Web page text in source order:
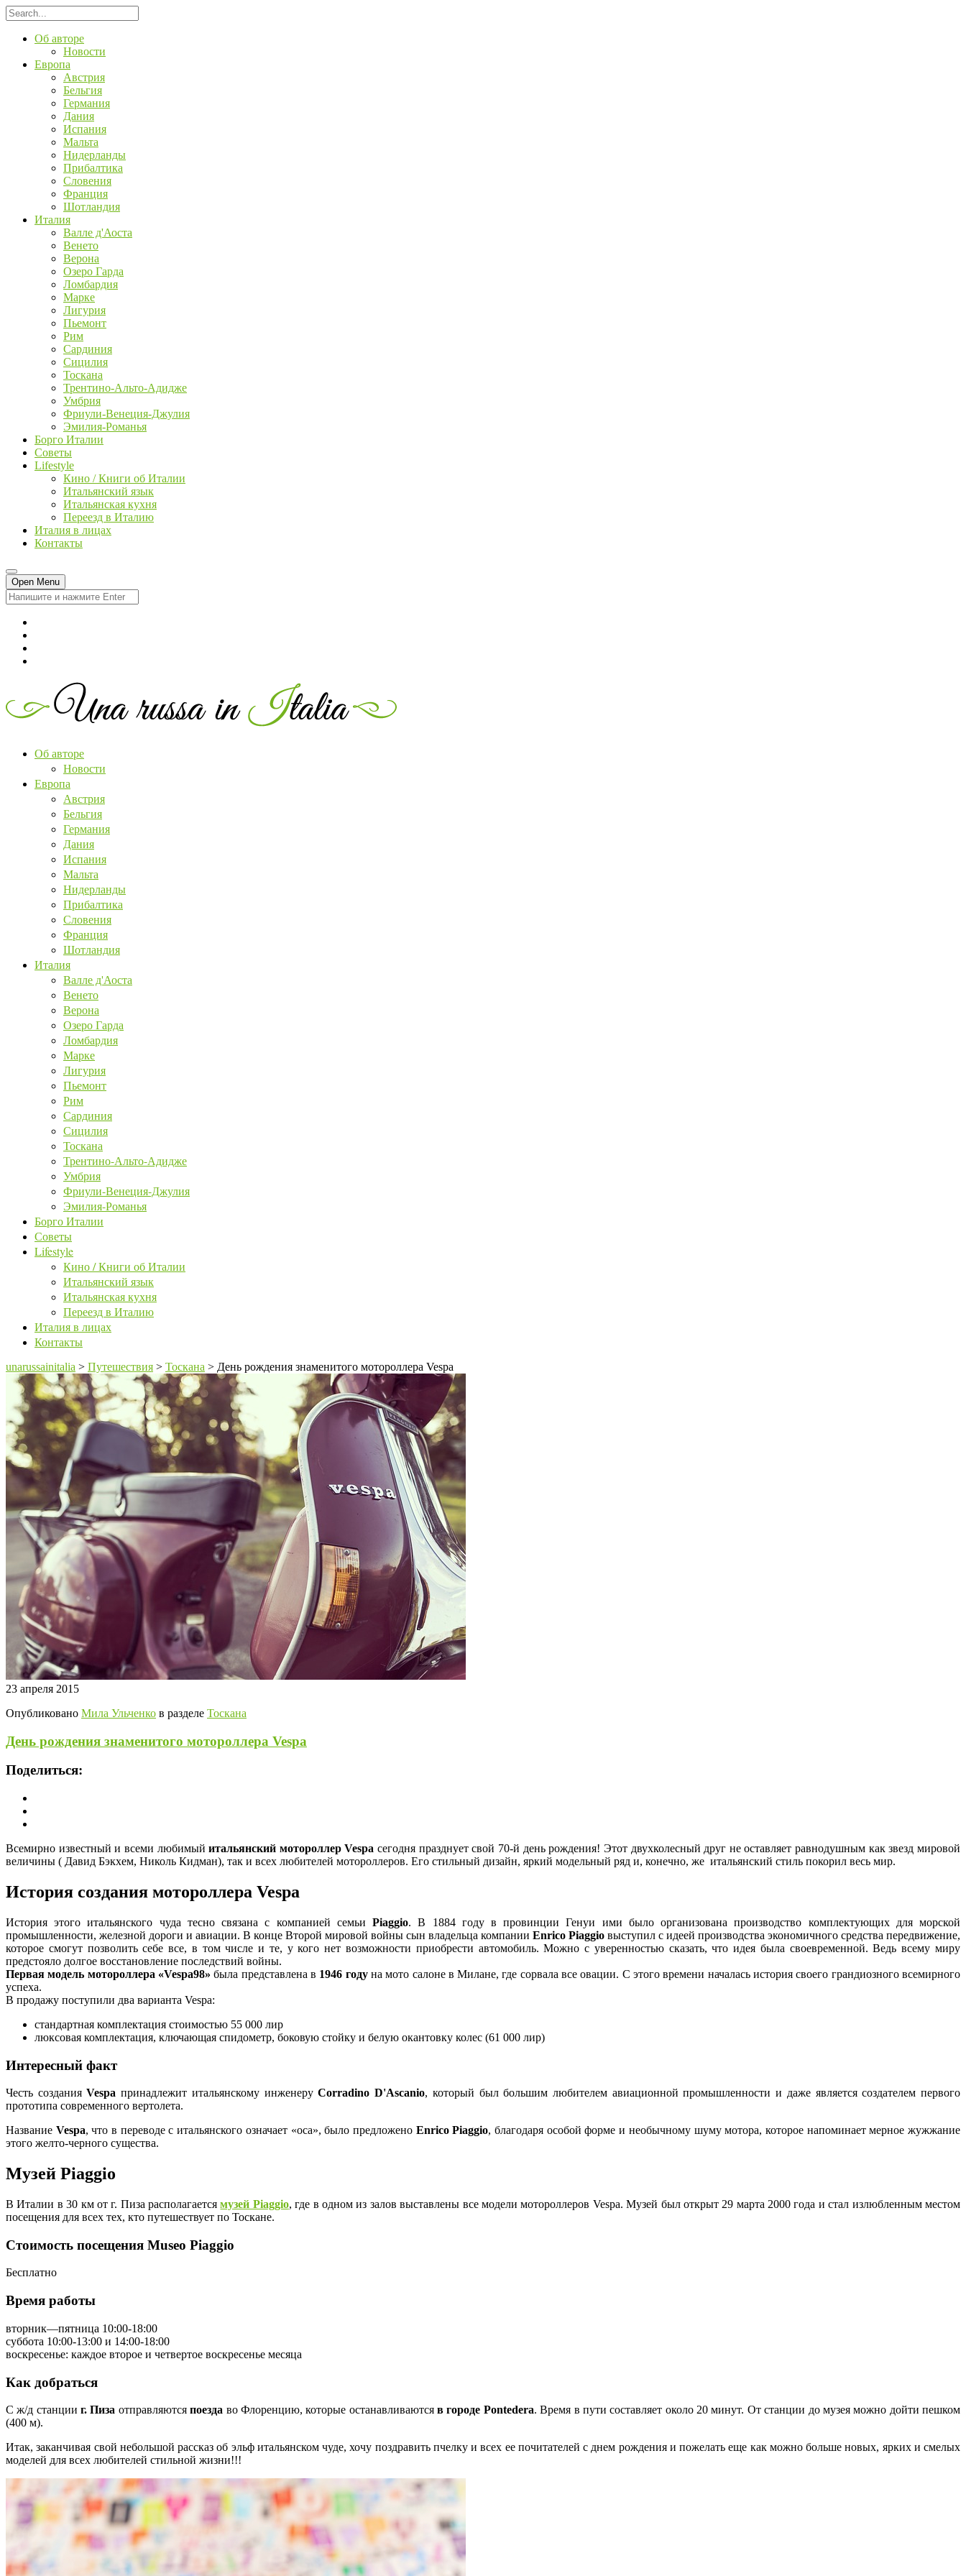
Об авторе
Новости
Европа
Австрия
Бельгия
Германия
Дания
Испания
Мальта
Нидерланды
Прибалтика
Словения
Франция
Шотландия
Италия
Валле д'Аоста
Венето
Верона
Озеро Гарда
Ломбардия
Марке
Лигурия
Пьемонт
Рим
Сардиния
Сицилия
Тоскана
Трентино-Альто-Адидже
Умбрия
Фриули-Венеция-Джулия
Эмилия-Романья
Борго Италии
Советы
Lifestyle
Кино / Книги об Италии
Итальянский язык
Итальянская кухня
Переезд в Италию
Италия в лицах
Контакты
Open Menu
Об авторе
Новости
Европа
Австрия
Бельгия
Германия
Дания
Испания
Мальта
Нидерланды
Прибалтика
Словения
Франция
Шотландия
Италия
Валле д'Аоста
Венето
Верона
Озеро Гарда
Ломбардия
Марке
Лигурия
Пьемонт
Рим
Сардиния
Сицилия
Тоскана
Трентино-Альто-Адидже
Умбрия
Фриули-Венеция-Джулия
Эмилия-Романья
Борго Италии
Советы
Lifestyle
Кино / Книги об Италии
Итальянский язык
Итальянская кухня
Переезд в Италию
Италия в лицах
Контакты
unarussainitalia > Путешествия > Тоскана > День рождения знаменитого мотороллера Vespa
23 апреля 2015
Опубликовано Мила Ульченко в разделе Тоскана
День рождения знаменитого мотороллера Vespa
Поделиться:
Всемирно известный и всеми любимыйитальянский мотороллер Vespa сегодня празднует свой 70-й день рождения! Этот двухколесный друг не оставляет равнодушным как звезд мировой
величины ( Давид Бэкхем, Николь Кидман), так и всех любителей мотороллеров. Его стильный дизайн, яркий модельный ряд и, конечно, же итальянский стиль покорил весь мир.
История создания мотороллера Vespa
История этого итальянского чуда тесно связана с компанией семьиPiaggio. В 1884 году в провинции Генуи ими было организована производство комплектующих для морской
промышленности, железной дороги и авиации. В конце Второй мировой войны сын владельца компании Enrico Piaggio выступил с идеей производства экономичного средства передвижение,
которое смогут позволить себе все, в том числе и те, у кого нет возможности приобрести автомобиль. Можно с уверенностью сказать, что идея была своевременной. Ведь всему миру
предстояло долгое восстановление последствий войны.
Первая модель мотороллера «Vespa98» была представлена в 1946 годуна мото салоне в Милане, где сорвала все овации. С этого времени началась история своего грандиозного всемирного
успеха.
В продажу поступили два варианта Vespa:
стандартная комплектация стоимостью 55 000 лир
люксовая комплектация, ключающая спидометр, боковую стойку и белую окантовку колес (61 000 лир)
Интересный факт
Честь созданияVespa принадлежит итальянскому инженеруCorradino D'Ascanio, который был большим любителем авиационной промышленности и даже является создателем первого
прототипа современного вертолета.
Название Vespa, что в переводе с итальянского означает «оса», было предложено Enrico Piaggio, благодаря особой форме и необычному шуму мотора, которое напоминает мерное жужжание
этого желто-черного существа.
Музей Piaggio
В Италии в 30 км от г. Пиза располагаетсямузей Piaggio, где в одном из залов выставлены все модели мотороллеров Vespa. Музей был открыт 29 марта 2000 года и стал излюбленным местом
посещения для всех тех, кто путешествует по Тоскане.
Стоимость посещения Museo Piaggio
Бесплатно
Время работы
вторник—пятница 10:00-18:00
суббота 10:00-13:00 и 14:00-18:00
воскресенье: каждое второе и четвертое воскресенье месяца
Как добраться
С ж/д станцииг. Пиза отправляютсяпоезда во Флоренцию, которые останавливаютсяв городе Pontedera. Время в пути составляет около 20 минут. От станции до музея можно дойти пешком
(400 м).
Итак, заканчивая свой небольшой рассказ об эльф итальянском чуде, хочу поздравить пчелку и всех ее почитателей с днем рождения и пожелать еще как можно больше новых, ярких и смелых
моделей для всех любителей стильной жизни!!!